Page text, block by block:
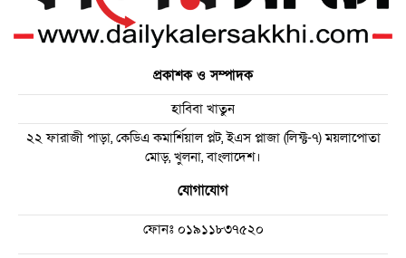
প্রকাশক ও সম্পাদক
হাবিবা খাতুন
২২ ফারাজী পাড়া, কেডিএ কমার্শিয়াল প্লট, ইএস প্লাজা (লিফ্ট-৭) ময়লাপোতা
মোড়, খুলনা, বাংলাদেশ।
যোগাযোগ
ফোনঃ০১৯১১৮৩৭৫২০